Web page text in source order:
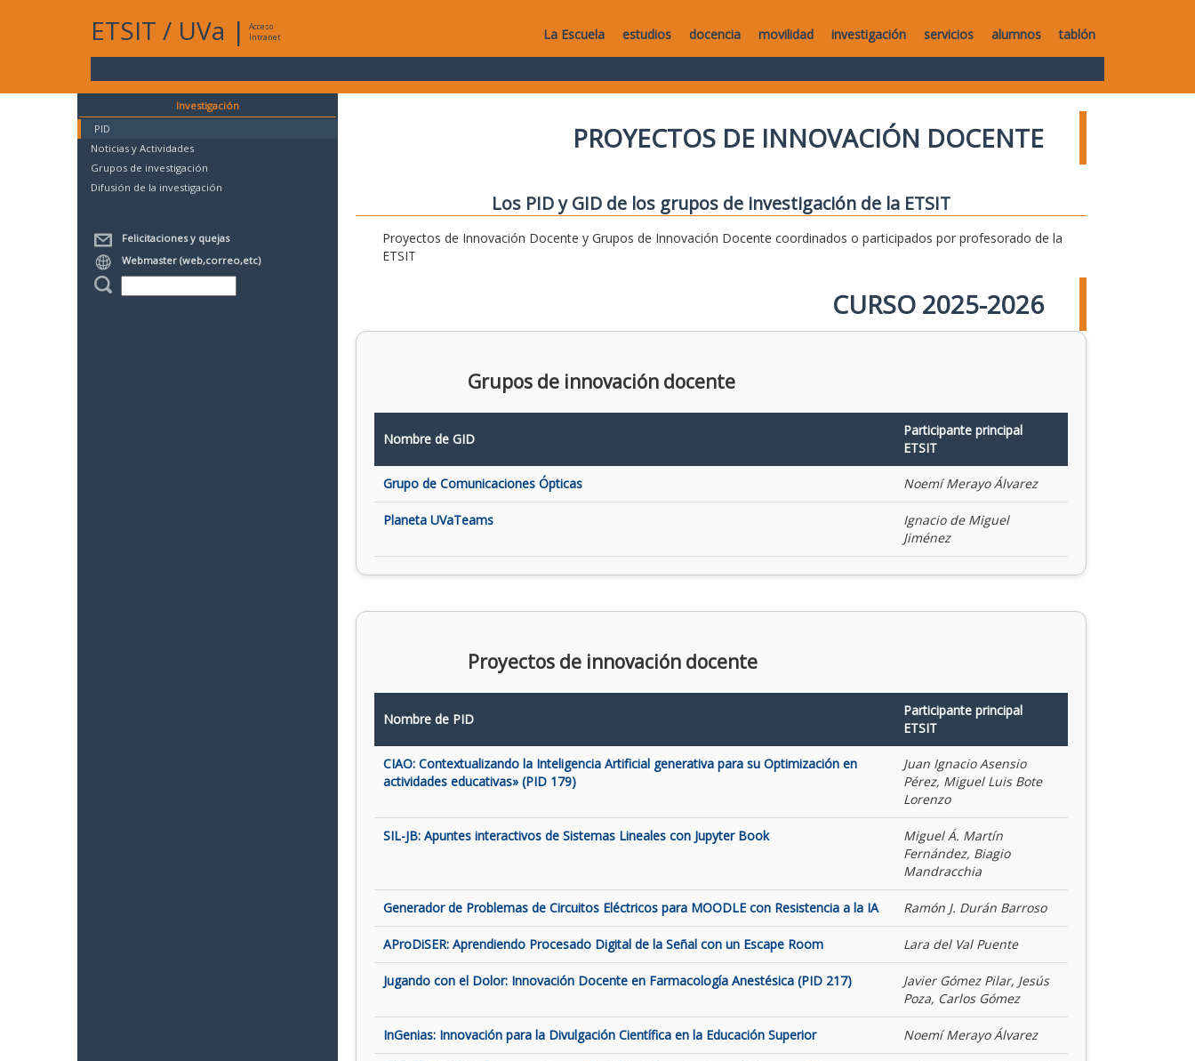
ETSIT / UVa |
Acceso
Intranet
La Escuela estudios docencia movilidad investigación servicios alumnos tablón
Investigación
PID
Noticias y Actividades
Grupos de investigación
Difusión de la investigación
Felicitaciones y quejas
Webmaster (web,correo,etc)
PROYECTOS DE INNOVACIÓN DOCENTE
Los PID y GID de los grupos de investigación de la ETSIT
Proyectos de Innovación Docente y Grupos de Innovación Docente coordinados o participados por profesorado de la
ETSIT
CURSO 2025-2026
Grupos de innovación docente
Nombre de GID
Participante principal
ETSIT
Grupo de Comunicaciones Ópticas Noemí Merayo Álvarez
Planeta UVaTeams
Ignacio de Miguel
Jiménez
Proyectos de innovación docente
Nombre de PID
Participante principal
ETSIT
CIAO: Contextualizando la Inteligencia Artificial generativa para su Optimización en
actividades educativas» (PID 179)
Juan Ignacio Asensio
Pérez, Miguel Luis Bote
Lorenzo
SIL-JB: Apuntes interactivos de Sistemas Lineales con Jupyter Book
Miguel Á. Martín
Fernández, Biagio
Mandracchia
Generador de Problemas de Circuitos Eléctricos para MOODLE con Resistencia a la IA Ramón J. Durán Barroso
AProDiSER: Aprendiendo Procesado Digital de la Señal con un Escape Room Lara del Val Puente
Jugando con el Dolor: Innovación Docente en Farmacología Anestésica (PID 217)
Javier Gómez Pilar, Jesús
Poza, Carlos Gómez
InGenias: Innovación para la Divulgación Científica en la Educación Superior Noemí Merayo Álvarez